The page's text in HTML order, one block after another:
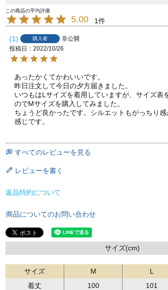
5.00 1
1 購入者
非公開
投稿日
2022/10/26
あったかくてかわいいです。
昨日注文して今日の夕方届きました。
いつもはLサイズを着用していますが、サイズ表
のでMサイズを購入してみました。
ちょうど良かったです。シルエットもがっちり
すべてのレビューを見る
レビューを書く
返品特約について
商品についてのお問い合わせ
サイズ(cm)
サイズ M L
着丈
100 101